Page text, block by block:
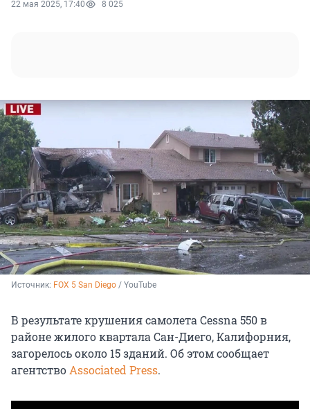
22 мая 2025, 17:40 8 025
Источник: FOX 5 San Diego / YouTube
В результате крушения самолета Cessna 550 в
районе жилого квартала Сан-Диего, Калифорния,
загорелось около 15 зданий. Об этом сообщает
агентство Associated Press.